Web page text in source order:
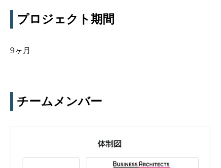
プロジェクト期間
9ヶ月
チームメンバー